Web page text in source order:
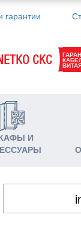
гарантии
СКС
И